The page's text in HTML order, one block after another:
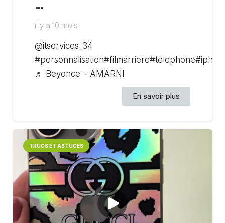
…
il y a 10 mois
@itservices_34
♬ Beyonce – AMARNI
En savoir plus
TRUCS ET ASTUCES